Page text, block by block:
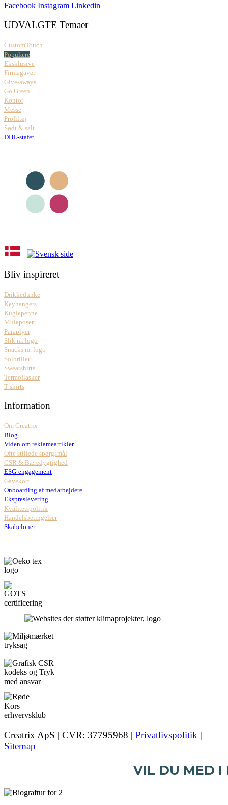
Facebook Instagram Linkedin
UDVALGTE Temaer
CustomTouch
Populære
Eksklusive
Firmagaver
Give-aways
Go Green
Kontor
Messe
Profiltøj
Sødt & salt
DHL-stafet
Bliv inspireret
Drikkedunke
Keyhangers
Kuglepenne
Muleposer
Paraplyer
Slik m. logo
Snacks m. logo
Solbriller
Sweatshirts
Termoflasker
T-shirts
Information
Om Creatrix
Blog
Viden om reklameartikler
Ofte stillede spørgsmål
CSR & Bæredygtighed
ESG-engagement
Gavekort
Onboarding af medarbejdere
Ekspreslevering
Kvalitetspolitik
Handelsbetingelser
Skabeloner
Creatrix ApS | CVR: 37795968 | Privatlivspolitik |
Sitemap
VIL DU MED I